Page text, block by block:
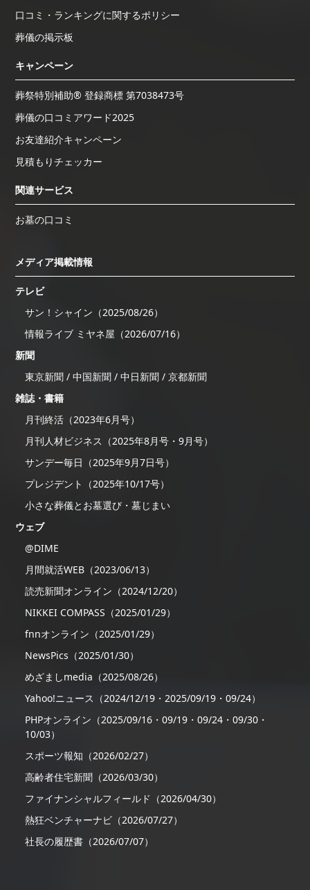
口コミ・ランキングに関するポリシー
葬儀の掲示板
キャンペーン
葬祭特別補助® 登録商標 第7038473号
葬儀の口コミアワード2025
お友達紹介キャンペーン
見積もりチェッカー
関連サービス
お墓の口コミ
メディア掲載情報
テレビ
サン！シャイン（2025/08/26）
情報ライブ ミヤネ屋（2026/07/16）
新聞
東京新聞 / 中国新聞 / 中日新聞 / 京都新聞
雑誌・書籍
月刊終活（2023年6月号）
月刊人材ビジネス（2025年8月号・9月号）
サンデー毎日（2025年9月7日号）
プレジデント（2025年10/17号）
小さな葬儀とお墓選び・墓じまい
ウェブ
@DIME
月間就活WEB（2023/06/13）
読売新聞オンライン（2024/12/20）
NIKKEI COMPASS（2025/01/29）
fnnオンライン（2025/01/29）
NewsPics（2025/01/30）
めざましmedia（2025/08/26）
Yahoo!ニュース（2024/12/19・2025/09/19・09/24）
PHPオンライン（2025/09/16・09/19・09/24・09/30・
10/03）
スポーツ報知（2026/02/27）
高齢者住宅新聞（2026/03/30）
ファイナンシャルフィールド（2026/04/30）
熱狂ベンチャーナビ（2026/07/27）
社長の履歴書（2026/07/07）